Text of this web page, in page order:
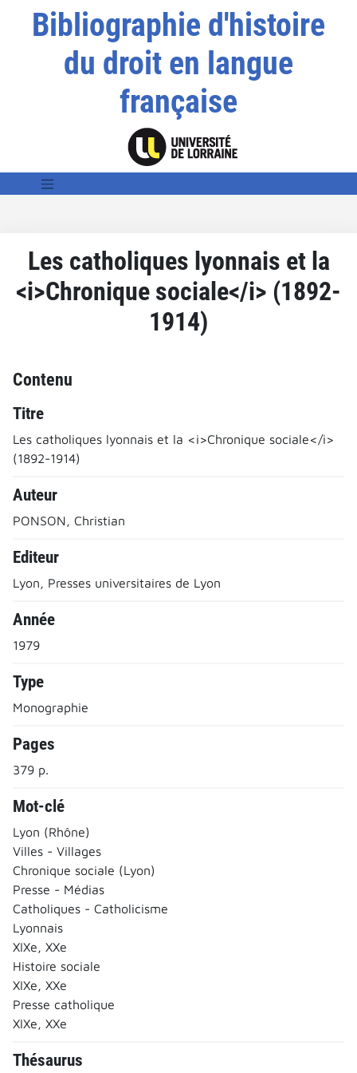
Bibliographie d'histoire
du droit en langue
française
Les catholiques lyonnais et la
<i>Chronique sociale</i> (1892-
1914)
Contenu
Titre
Les catholiques lyonnais et la <i>Chronique sociale</i>
(1892-1914)
Auteur
PONSON, Christian
Editeur
Lyon, Presses universitaires de Lyon
Année
1979
Type
Monographie
Pages
379 p.
Mot-clé
Lyon (Rhône)
Villes - Villages
Chronique sociale (Lyon)
Presse - Médias
Catholiques - Catholicisme
Lyonnais
XIXe, XXe
Histoire sociale
XIXe, XXe
Presse catholique
XIXe, XXe
Thésaurus